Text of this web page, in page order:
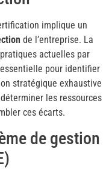
implique un
de l’entreprise. La
actuelles par
pour identifier
stratégique exhaustive
les ressources
ces écarts.
de gestion